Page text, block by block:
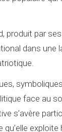
produit par
dans une
face au
s’avère